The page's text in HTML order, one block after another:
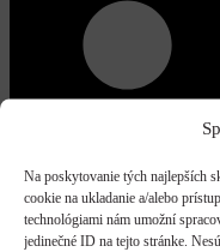
Na poskytovanie tých najlepších
cookie na ukladanie a/alebo
technológiami nám umožní
jedinečné ID na tejto stránke.